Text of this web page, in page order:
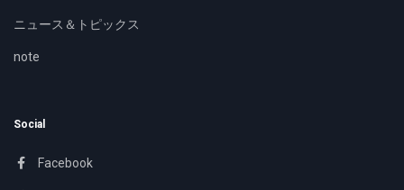
ニュース＆トピックス
note
Social
Facebook